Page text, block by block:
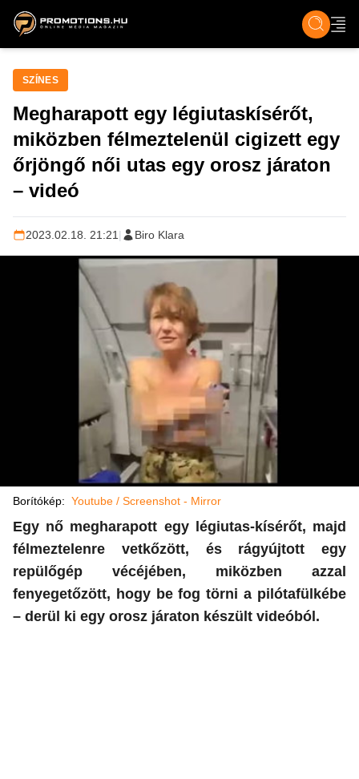
ZENE, FILM & KULT ÉLET TECH &
SZÍNES
Megharapott egy légiutaskísérőt,
miközben félmeztelenül cigizett egy
őrjöngő női utas egy orosz járaton
– videó
2023.02.18. 21:21 | Biro Klara
Borítókép: Youtube / Screenshot - Mirror
Egy nő megharapott egy légiutas-kísérőt, majd
félmeztelenre vetkőzött, és rágyújtott egy
repülőgép vécéjében, miközben azzal
fenyegetőzött, hogy be fog törni a pilótafülkébe
– derül ki egy orosz járaton készült videóból.